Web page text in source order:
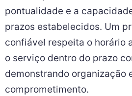
pontualidade e a
prazos estabelecidos. Um
confiável respeita o horário
o serviço dentro do prazo
demonstrando organização
comprometimento.